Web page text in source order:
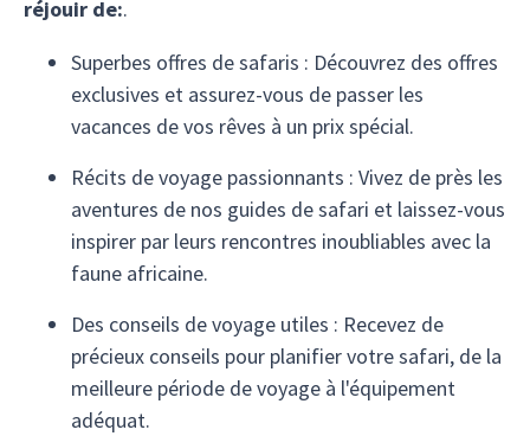
réjouir de:.
Superbes offres de safaris : Découvrez des offres
exclusives et assurez-vous de passer les
vacances de vos rêves à un prix spécial.
Récits de voyage passionnants : Vivez de près les
aventures de nos guides de safari et laissez-vous
inspirer par leurs rencontres inoubliables avec la
faune africaine.
Des conseils de voyage utiles : Recevez de
précieux conseils pour planifier votre safari, de la
meilleure période de voyage à l'équipement
adéquat.